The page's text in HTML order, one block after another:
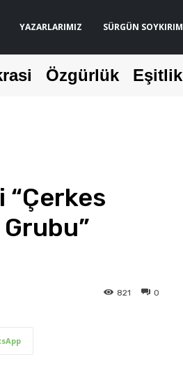
YAZARLARIMIZ SÜRGÜN SOYKIRIM
Özgürlük Eşitlik
“Çerkes
0
821